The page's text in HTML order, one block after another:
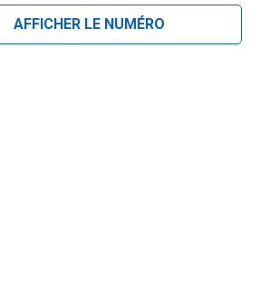
AFFICHER LE NUMÉRO